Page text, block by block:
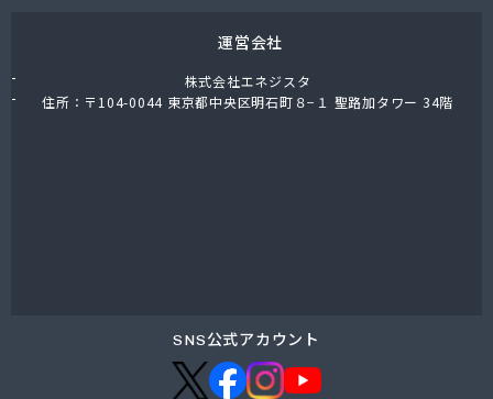
丸井商店外之原支店
丸金薪炭店
橋本産業株式会社 名古屋営業所
玉屋プロパン株式会社
運営会社
株式会社エネジスタ
住所：〒104-0044 東京都中央区明石町８−１ 聖路加タワー 34階
SNS公式アカウント